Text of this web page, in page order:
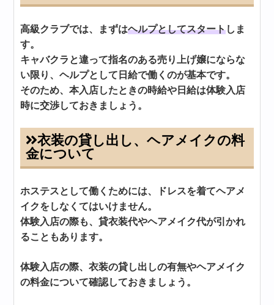
高級クラブでは、まずはヘルプとしてスタートしま
す。
キャバクラと違って指名のある売り上げ嬢にならな
い限り、ヘルプとして日給で働くのが基本です。
そのため、本入店したときの時給や日給は体験入店
時に交渉しておきましょう。
衣装の貸し出し、ヘアメイクの料
金について
ホステスとして働くためには、ドレスを着てヘアメ
イクをしなくてはいけません。
体験入店の際も、貸衣装代やヘアメイク代が引かれ
ることもあります。
体験入店の際、衣装の貸し出しの有無やヘアメイク
の料金について確認しておきましょう。